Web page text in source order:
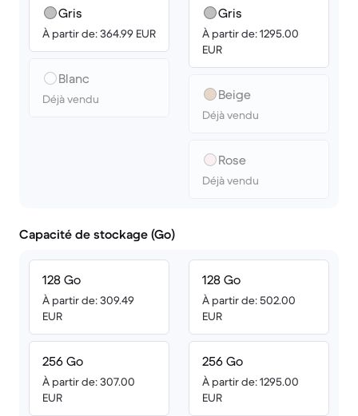
Gris
À partir de: 364.99 EUR
Blanc
Déjà vendu
Gris
À partir de: 1295.00
EUR
Beige
Déjà vendu
Rose
Déjà vendu
Capacité de stockage (Go)
128 Go
À partir de: 309.49
EUR
256 Go
À partir de: 307.00
EUR
128 Go
À partir de: 502.00
EUR
256 Go
À partir de: 1295.00
EUR